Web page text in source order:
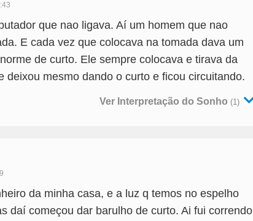
que nao ligava. Aí um homem que nao
E cada vez que colocava na tomada dava um
de curto. Ele sempre colocava e tirava da
deixou mesmo dando o curto e ficou circuitando.
Ver Interpretação do Sonho (1)
da minha casa, e a luz q temos no espelho
daí começou dar barulho de curto. Ai fui correndo